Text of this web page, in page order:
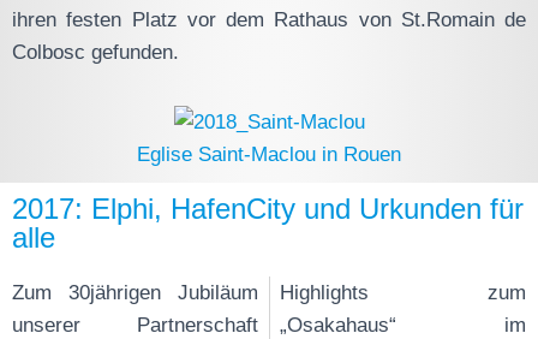
ihren festen Platz vor dem Rathaus von St.Romain de
Colbosc gefunden.
Eglise Saint-Maclou in Rouen
2017: Elphi, HafenCity und Urkunden für
alle
Zum 30jährigen Jubiläum
unserer Partnerschaft
Highlights zum
„Osakahaus“ im